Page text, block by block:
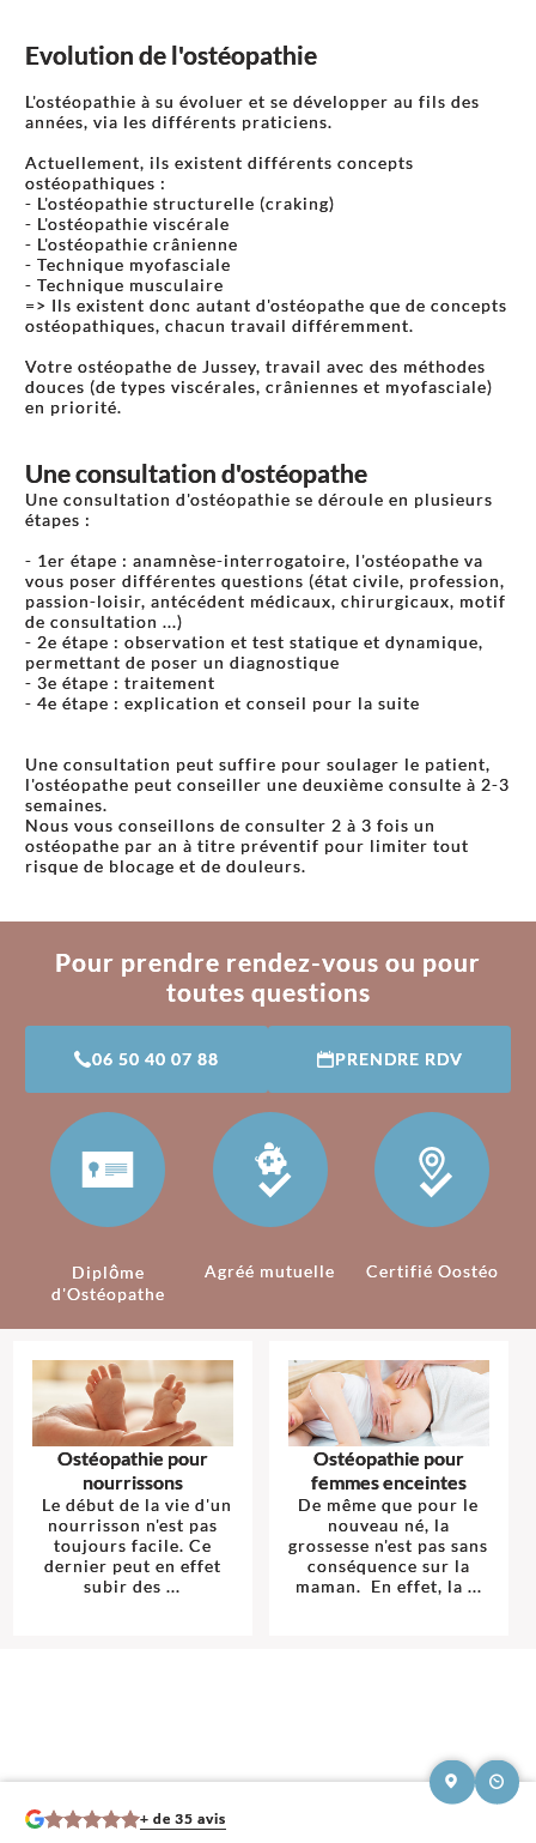
Evolution de l'ostéopathie
L'ostéopathie à su évoluer et se développer au fils des
années, via les différents praticiens.
Actuellement, ils existent différents concepts
ostéopathiques :
- L'ostéopathie structurelle (craking)
- L'ostéopathie viscérale
- L'ostéopathie crânienne
- Technique myofasciale
- Technique musculaire
=> Ils existent donc autant d'ostéopathe que de concepts
ostéopathiques, chacun travail différemment.
Votre ostéopathe de Jussey, travail avec des méthodes
douces (de types viscérales, crâniennes et myofasciale)
en priorité.
Une consultation d'ostéopathe
Une consultation d'ostéopathie se déroule en plusieurs
étapes :
- 1er étape : anamnèse-interrogatoire, l'ostéopathe va
vous poser différentes questions (état civile, profession,
passion-loisir, antécédent médicaux, chirurgicaux, motif
de consultation ...)
- 2e étape : observation et test statique et dynamique,
permettant de poser un diagnostique
- 3e étape : traitement
- 4e étape : explication et conseil pour la suite
Une consultation peut suffire pour soulager le patient,
l'ostéopathe peut conseiller une deuxième consulte à 2-3
semaines.
Nous vous conseillons de consulter 2 à 3 fois un
ostéopathe par an à titre préventif pour limiter tout
risque de blocage et de douleurs.
Pour prendre rendez-vous ou pour
toutes questions
06 50 40 07 88 PRENDRE RDV
Diplôme
d'Ostéopathe
Agréé mutuelle Certifié Oostéo
Ostéopathie pour
nourrissons
Le début de la vie d'un
nourrisson n'est pas
toujours facile. Ce
dernier peut en effet
subir des ...
Ostéopathie pour
femmes enceintes
De même que pour le
nouveau né, la
grossesse n'est pas sans
conséquence sur la
maman. En effet, la ...
+ de 35 avis